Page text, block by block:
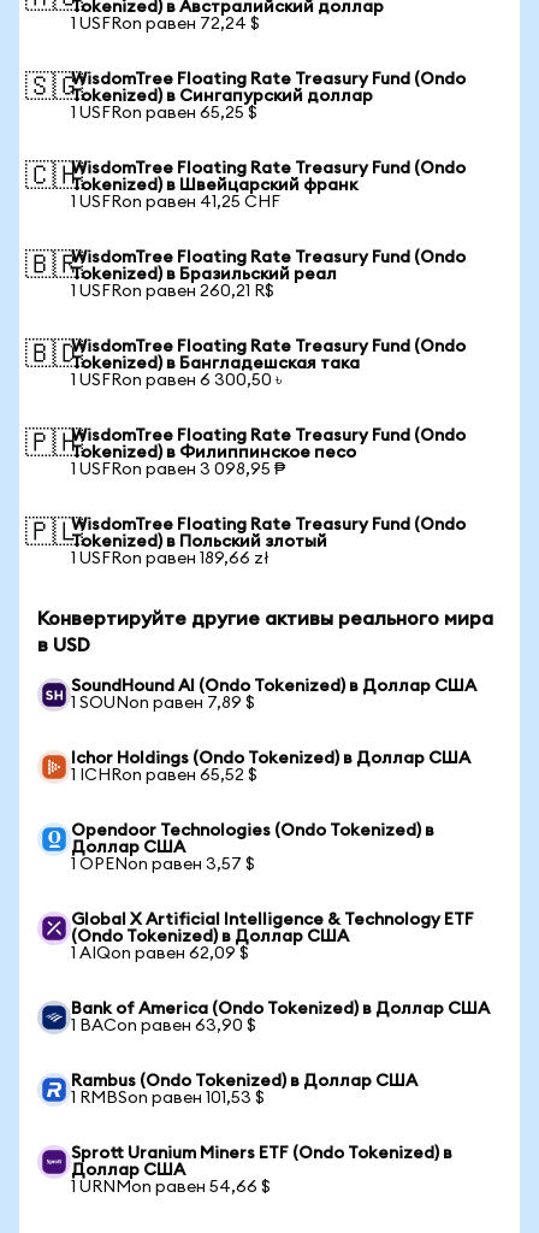
Tokenized) в Австралийский доллар
1 USFRon равен 72,24 $
🇸🇬WisdomTree Floating Rate Treasury Fund (Ondo
Tokenized) в Сингапурский доллар
1 USFRon равен 65,25 $
🇨🇭WisdomTree Floating Rate Treasury Fund (Ondo
Tokenized) в Швейцарский франк
1 USFRon равен 41,25 CHF
🇧🇷WisdomTree Floating Rate Treasury Fund (Ondo
Tokenized) в Бразильский реал
1 USFRon равен 260,21 R$
🇧🇩WisdomTree Floating Rate Treasury Fund (Ondo
Tokenized) в Бангладешская така
1 USFRon равен 6 300,50 ৳
🇵🇭WisdomTree Floating Rate Treasury Fund (Ondo
Tokenized) в Филиппинское песо
1 USFRon равен 3 098,95 ₱
🇵🇱WisdomTree Floating Rate Treasury Fund (Ondo
Tokenized) в Польский злотый
1 USFRon равен 189,66 zł
Конвертируйте другие активы реального мира
в USD
SoundHound AI (Ondo Tokenized) в Доллар США
1 SOUNon равен 7,89 $
Ichor Holdings (Ondo Tokenized) в Доллар США
1 ICHRon равен 65,52 $
Opendoor Technologies (Ondo Tokenized) в
Доллар США
1 OPENon равен 3,57 $
Global X Artificial Intelligence & Technology ETF
(Ondo Tokenized) в Доллар США
1 AIQon равен 62,09 $
Bank of America (Ondo Tokenized) в Доллар США
1 BACon равен 63,90 $
Rambus (Ondo Tokenized) в Доллар США
1 RMBSon равен 101,53 $
Sprott Uranium Miners ETF (Ondo Tokenized) в
Доллар США
1 URNMon равен 54,66 $